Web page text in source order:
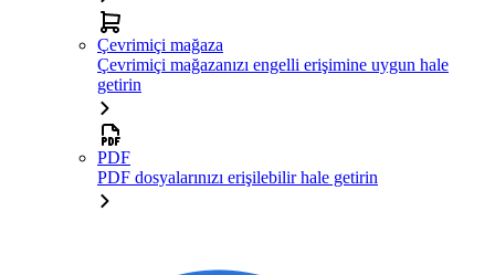
Çevrimiçi mağaza
Çevrimiçi mağazanızı engelli erişimine uygun hale
getirin
PDF
PDF dosyalarınızı erişilebilir hale getirin